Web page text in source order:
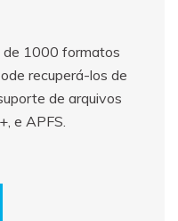
de 1000 formatos
recuperá-los de
de arquivos
e APFS.